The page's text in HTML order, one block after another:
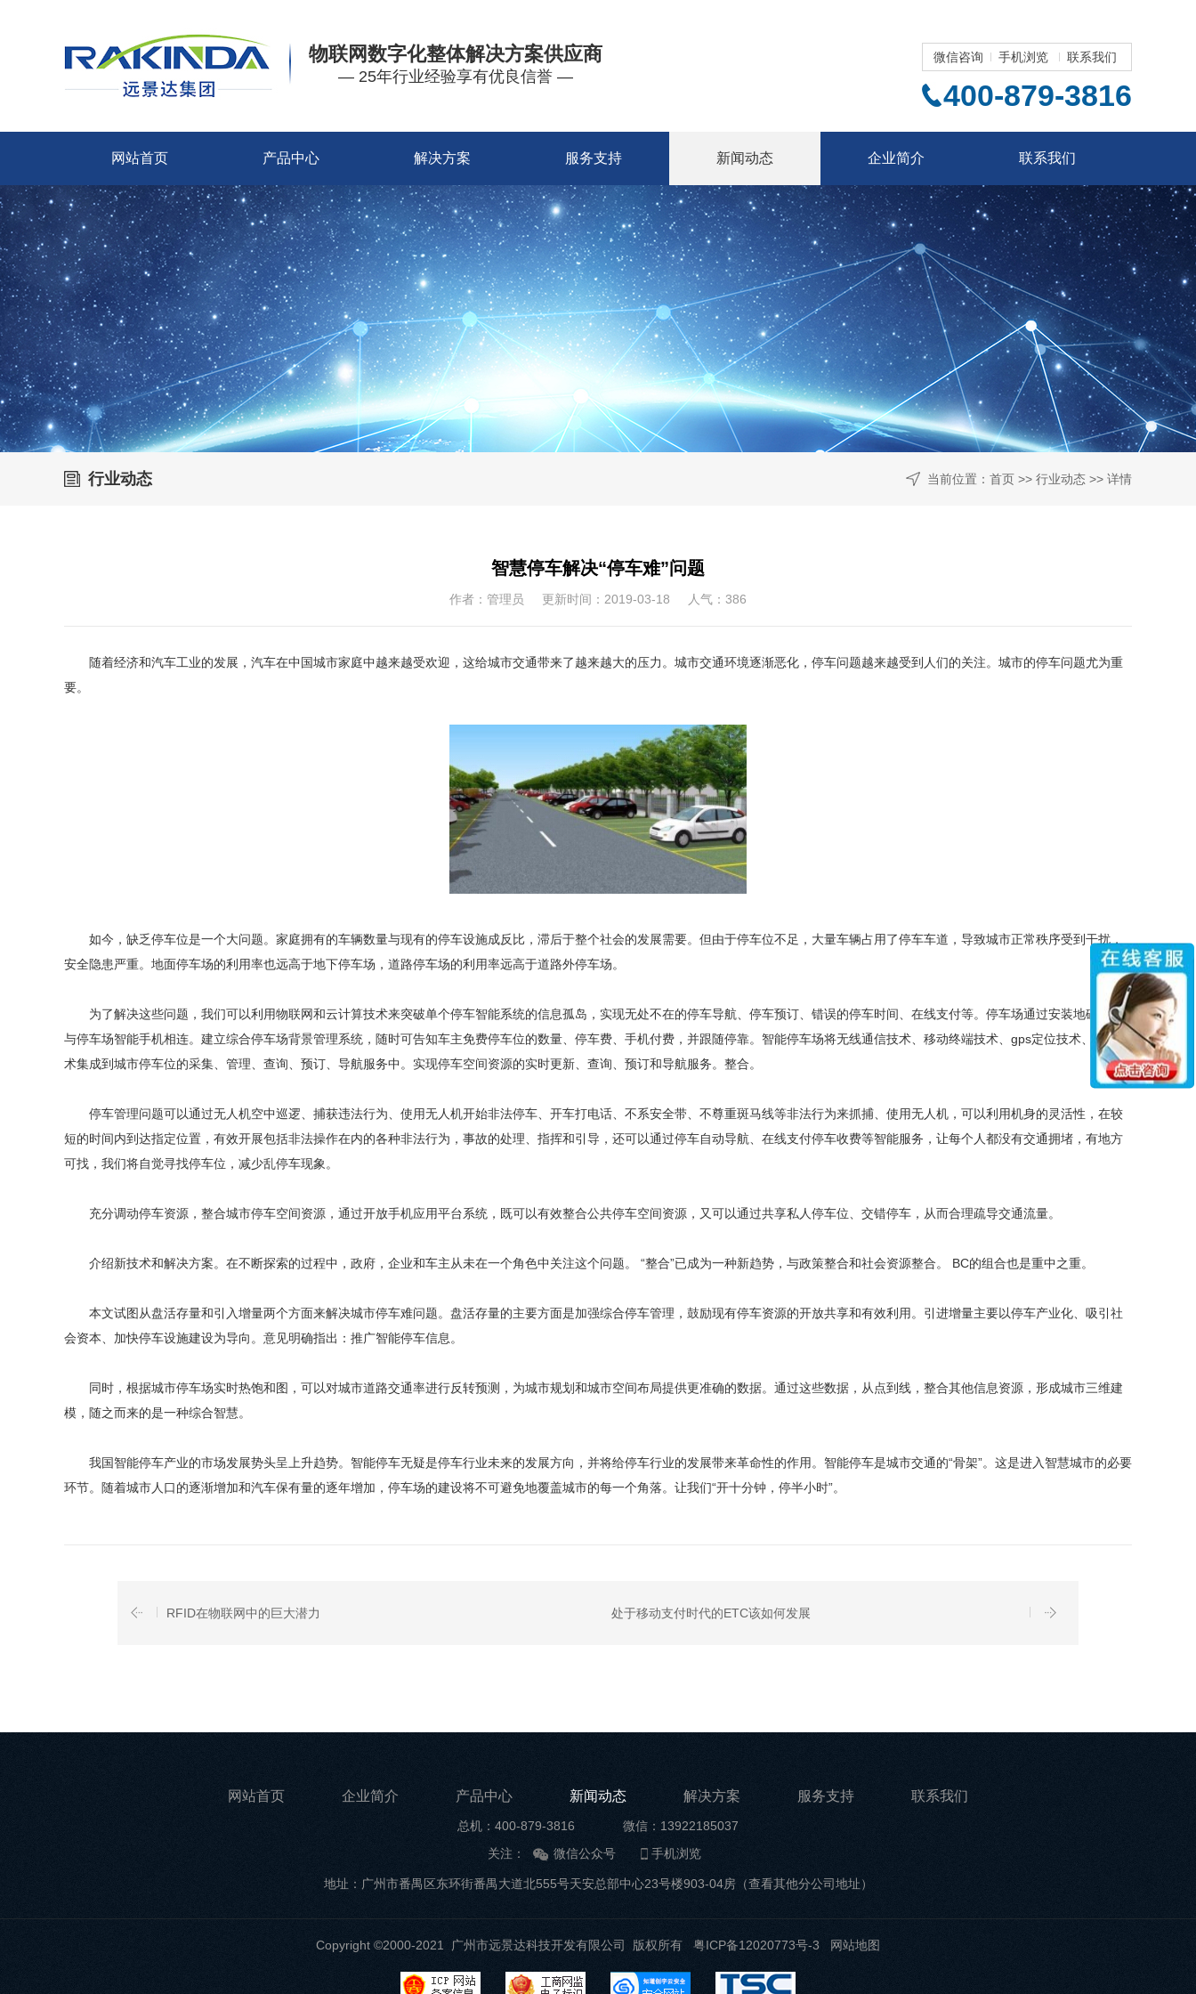
物联网数字化整体解决方案供应商
— 25年行业经验享有优良信誉 —
微信咨询 手机浏览 联系我们
400-879-3816
网站首页 产品中心 解决方案 服务支持 新闻动态 企业简介 联系我们
行业动态 当前位置： 首页 >> 行业动态 >> 详情
智慧停车解决“停车难”问题
作者：管理员 更新时间：2019-03-18 人气： 386
随着经济和汽车工业的发展，汽车在中国城市家庭中越来越受欢迎，这给城市交通带来了越来越大的压力。城市交通环境逐渐恶化，停车问题越来越受到人们的关注。城市的停车问题尤为重
要。
如今，缺乏停车位是一个大问题。家庭拥有的车辆数量与现有的停车设施成反比，滞后于整个社会的发展需要。但由于停车位不足，大量车辆占用了停车车道，导致城市正常秩序受到干扰，
安全隐患严重。地面停车场的利用率也远高于地下停车场，道路停车场的利用率远高于道路外停车场。
为了解决这些问题，我们可以利用物联网和云计算技术来突破单个停车智能系统的信息孤岛，实现无处不在的停车导航、停车预订、错误的停车时间、在线支付等。停车场通过安装地磁感应
与停车场智能手机相连。建立综合停车场背景管理系统，随时可告知车主免费停车位的数量、停车费、手机付费，并跟随停靠。智能停车场将无线通信技术、移动终端技术、gps定位技术、gis技
术集成到城市停车位的采集、管理、查询、预订、导航服务中。实现停车空间资源的实时更新、查询、预订和导航服务。整合。
停车管理问题可以通过无人机空中巡逻、捕获违法行为、使用无人机开始非法停车、开车打电话、不系安全带、不尊重斑马线等非法行为来抓捕、使用无人机，可以利用机身的灵活性，在较
短的时间内到达指定位置，有效开展包括非法操作在内的各种非法行为，事故的处理、指挥和引导，还可以通过停车自动导航、在线支付停车收费等智能服务，让每个人都没有交通拥堵，有地方
可找，我们将自觉寻找停车位，减少乱停车现象。
充分调动停车资源，整合城市停车空间资源，通过开放手机应用平台系统，既可以有效整合公共停车空间资源，又可以通过共享私人停车位、交错停车，从而合理疏导交通流量。
介绍新技术和解决方案。在不断探索的过程中，政府，企业和车主从未在一个角色中关注这个问题。 “整合”已成为一种新趋势，与政策整合和社会资源整合。 BC的组合也是重中之重。
本文试图从盘活存量和引入增量两个方面来解决城市停车难问题。盘活存量的主要方面是加强综合停车管理，鼓励现有停车资源的开放共享和有效利用。引进增量主要以停车产业化、吸引社
会资本、加快停车设施建设为导向。意见明确指出：推广智能停车信息。
同时，根据城市停车场实时热饱和图，可以对城市道路交通率进行反转预测，为城市规划和城市空间布局提供更准确的数据。通过这些数据，从点到线，整合其他信息资源，形成城市三维建
模，随之而来的是一种综合智慧。
我国智能停车产业的市场发展势头呈上升趋势。智能停车无疑是停车行业未来的发展方向，并将给停车行业的发展带来革命性的作用。智能停车是城市交通的“骨架”。这是进入智慧城市的必要
环节。随着城市人口的逐渐增加和汽车保有量的逐年增加，停车场的建设将不可避免地覆盖城市的每一个角落。让我们“开十分钟，停半小时”。
RFID在物联网中的巨大潜力 处于移动支付时代的ETC该如何发展
网站首页 企业简介 产品中心 新闻动态 解决方案 服务支持 联系我们
总机：400-879-3816
微信：13922185037
关注：
微信公众号 手机浏览
地址：广州市番禺区东环街番禺大道北555号天安总部中心23号楼903-04房（查看其他分公司地址）
Copyright ©2000-2021 广州市远景达科技开发有限公司 版权所有 粤ICP备12020773号-3 网站地图